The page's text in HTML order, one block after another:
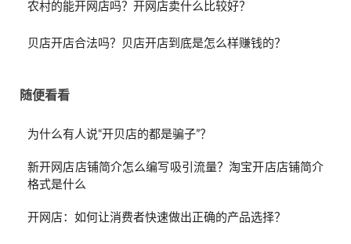
农村的能开网店吗？开网店卖什么比较好？
贝店开店合法吗？贝店开店到底是怎么样赚钱的？
随便看看
为什么有人说“开贝店的都是骗子”？
新开网店店铺简介怎么编写吸引流量？淘宝开店店铺简介
格式是什么
开网店：如何让消费者快速做出正确的产品选择？